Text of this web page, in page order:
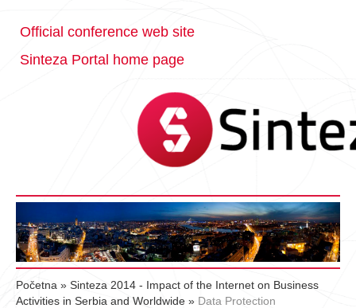
Official conference web site
Sinteza Portal home page
Početna » Sinteza 2014 - Impact of the Internet on Business
Activities in Serbia and Worldwide » Data Protection